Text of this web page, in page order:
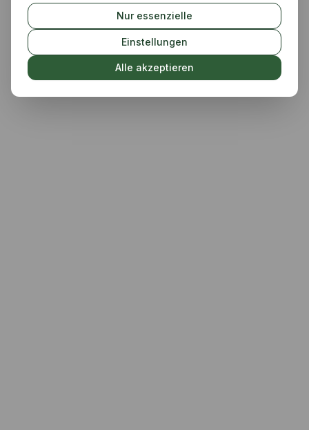
Nur essenzielle
Einstellungen
Alle akzeptieren